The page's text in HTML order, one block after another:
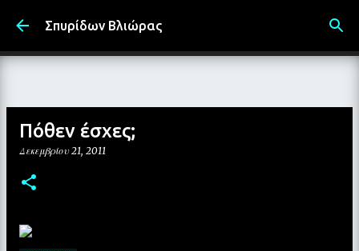
Μετάβαση στο κύριο περιεχόμενο
Σπυρίδων Βλιώρας
Πόθεν έσχες;
Δεκεμβρίου 21, 2011